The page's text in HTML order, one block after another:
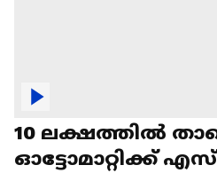
10 ലക്ഷത്തിൽ
ഓട്ടോമാറ്റിക്ക്